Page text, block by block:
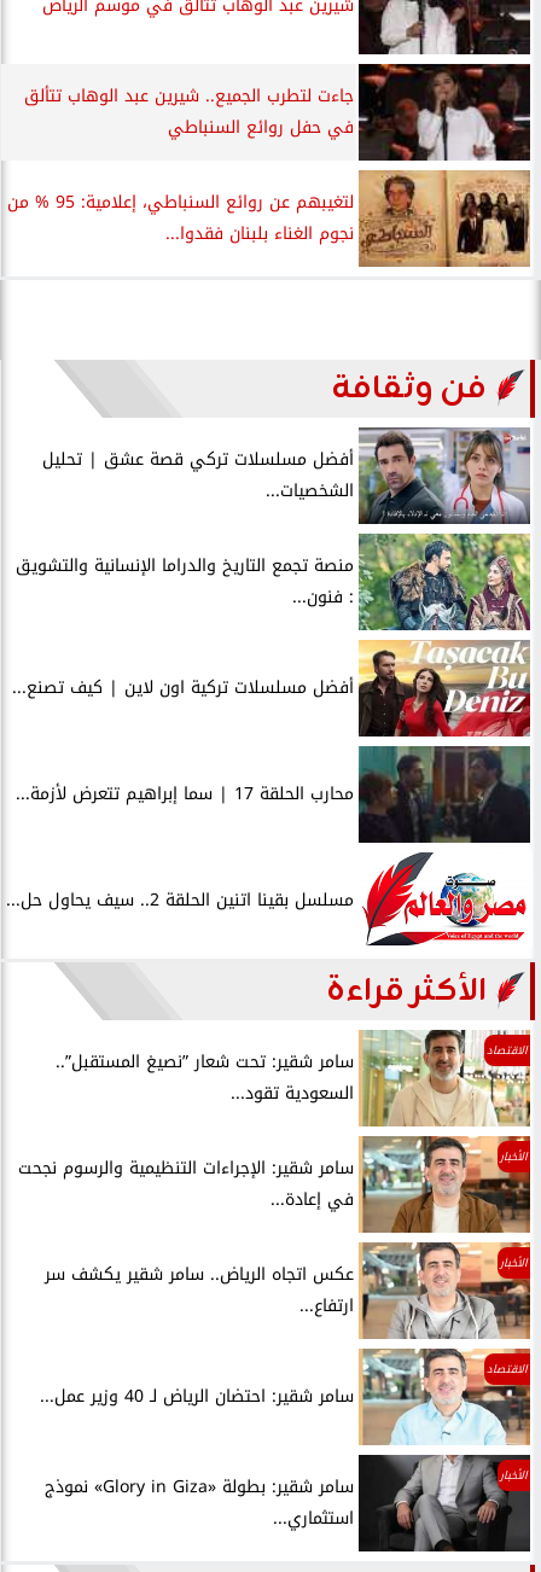
جاءت لتطرب الجميع.. شيرين عبد الوهاب تتألق
في حفل روائع السنباطي
لتغيبهم عن روائع السنباطي، إعلامية: 95 % من
نجوم الغناء بلبنان فقدوا...
فن وثقافة
أفضل مسلسلات تركي قصة عشق | تحليل
الشخصيات...
منصة تجمع التاريخ والدراما الإنسانية والتشويق
: فنون...
أفضل مسلسلات تركية اون لاين | كيف تصنع...
محارب الحلقة 17 | سما إبراهيم تتعرض لأزمة...
مسلسل بقينا اتنين الحلقة 2.. سيف يحاول حل...
الأكثر قراءة
الاقتصاد
سامر شقير: تحت شعار ”نصيغ المستقبل”..
السعودية تقود...
الأخبار
سامر شقير: الإجراءات التنظيمية والرسوم نجحت
في إعادة...
الأخبار
عكس اتجاه الرياض.. سامر شقير يكشف سر
ارتفاع...
الاقتصاد
سامر شقير: احتضان الرياض لـ 40 وزير عمل...
الأخبار
سامر شقير: بطولة «Glory in Giza» نموذج
استثماري...